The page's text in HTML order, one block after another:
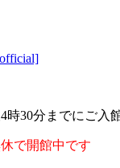
30分までにご入
で開館中です